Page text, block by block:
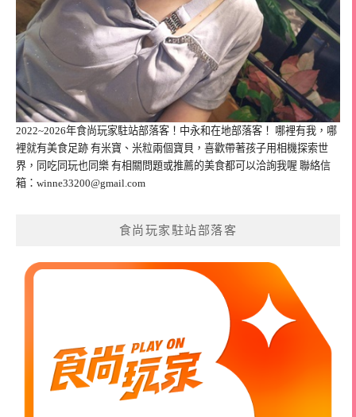
2022~2026年食尚玩家駐站部落客！中永和在地部落客！ 哪裡有我，哪
裡就有美食足跡 有米寶、米粒兩個寶貝，喜歡帶著孩子用相機探索世
界，同吃同玩也同樂 有相關問題或推薦的美食都可以洽詢我喔 聯絡信
箱： winne33200@gmail.com
食尚玩家駐站部落客